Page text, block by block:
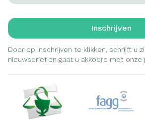
Inschrijven
Door op inschrijven te klikken, schrijft u
nieuwsbrief en gaat u akkoord met onze